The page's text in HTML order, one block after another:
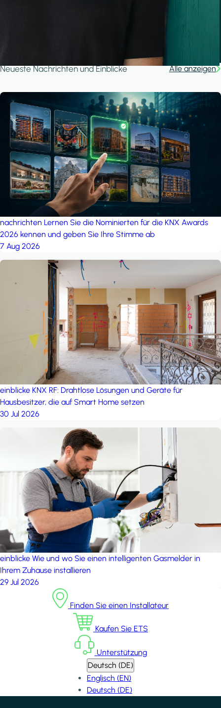
Neueste Nachrichten und Einblicke Alle anzeigen
nachrichten Lernen Sie die Nominierten für die KNX Awards
2026 kennen und geben Sie Ihre Stimme ab
7 Aug 2026
einblicke KNX RF: Drahtlose Lösungen und Geräte für
Hausbesitzer, die auf Smart Home setzen
30 Jul 2026
einblicke Wie und wo Sie einen intelligenten Gasmelder in
Ihrem Zuhause installieren
29 Jul 2026
Finden Sie einen Installateur
Kaufen Sie ETS
Unterstützung
Deutsch (DE)
Englisch (EN)
Deutsch (DE)